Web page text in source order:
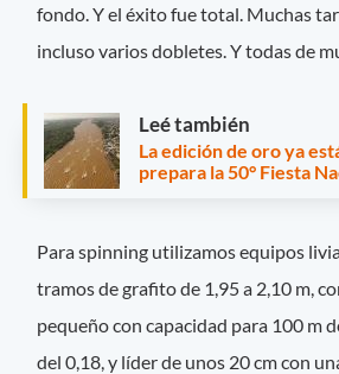
fondo. Y el éxito fue total. Muchas
incluso varios dobletes. Y todas de
Leé también
La edición de oro ya
prepara la 50° Fiesta
Para spinning utilizamos equipos
tramos de grafito de 1,95 a 2,10 m,
pequeño con capacidad para 100 m
del 0,18, y líder de unos 20 cm con